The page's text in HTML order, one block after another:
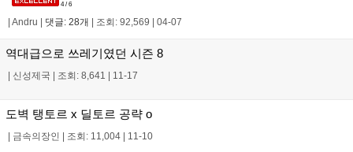
4 / 6
Andru 댓글: 28개 조회: 92,569 04-07
역대급으로 쓰레기였던 시즌 8
신성제국 조회: 8,641 11-17
도벽 탱토르 x 딜토르 공략 o
금속의장인 조회: 11,004 11-10